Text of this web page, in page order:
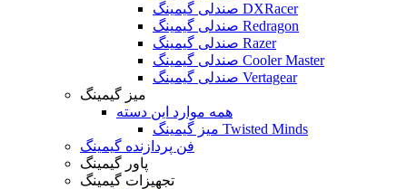
صندلی گیمینگ DXRacer
صندلی گیمینگ Redragon
صندلی گیمینگ Razer
صندلی گیمینگ Cooler Master
صندلی گیمینگ Vertagear
میز گیمینگ
همه موارد این دسته
میز گیمینگ Twisted Minds
فن پردازنده گیمینگ
پاور گیمینگ
تجهیزات گیمینگ